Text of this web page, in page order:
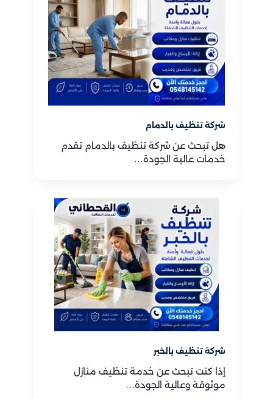
شركة تنظيف بالدمام
هل تبحث عن شركة تنظيف بالدمام تقدم
خدمات عالية الجودة…
شركة تنظيف بالخبر
إذا كنت تبحث عن خدمة تنظيف منازل
موثوقة وعالية الجودة…